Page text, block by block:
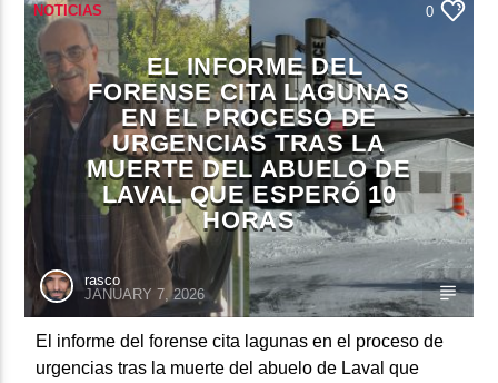
NOTICIAS 0
EL INFORME DEL
FORENSE CITA LAGUNAS
EN EL PROCESO DE
URGENCIAS TRAS LA
MUERTE DEL ABUELO DE
LAVAL QUE ESPERÓ 10
HORAS
rasco
JANUARY 7, 2026
El informe del forense cita lagunas en el proceso de
urgencias tras la muerte del abuelo de Laval que